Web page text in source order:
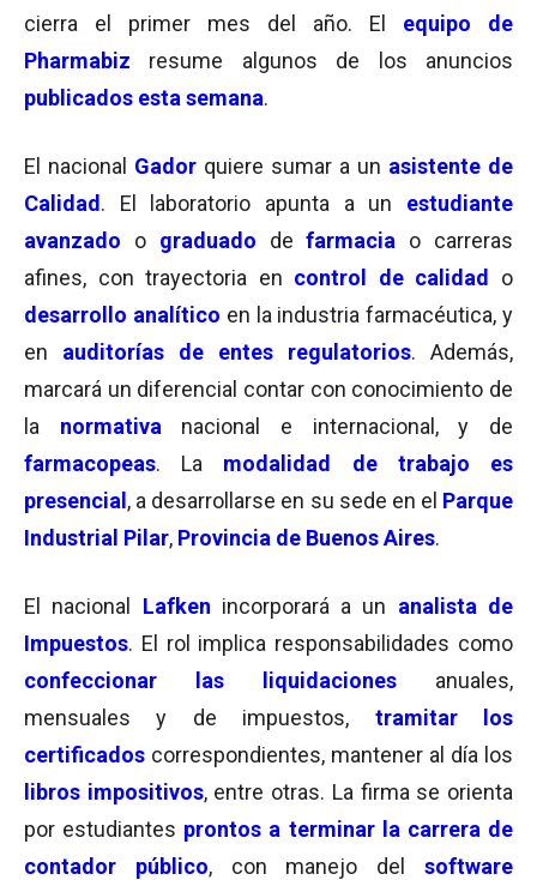
cierra el primer mes del año. El equipo de
Pharmabiz resume algunos de los anuncios
publicados esta semana.
El nacional Gador quiere sumar a un asistente de
Calidad . El laboratorio apunta a un estudiante
avanzado o graduado defarmacia o carreras
afines, con trayectoria en control de calidad
o
desarrollo analítico en la industria farmacéutica, y
en auditorías de entes regulatorios. Además,
marcará un diferencial contar con conocimiento de
la normativa nacional e internacional, y de
farmacopeas. La modalidad de trabajo es
presencial , a desarrollarse en su sede en el Parque
Industrial Pilar, Provincia de Buenos Aires.
El nacional Lafken incorporará a un analista de
Impuestos. El rol implica responsabilidades como
confeccionar las liquidaciones anuales,
mensuales y de impuestos, tramitar los
certificados correspondientes, mantener al día los
libros impositivos, entre otras. La firma se orienta
por estudiantes prontos a terminar la carrera de
contador público, con manejo delsoftware